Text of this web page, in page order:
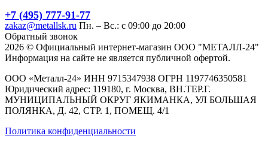
+7 (495) 777-91-77
zakaz@metallsk.ru Пн. – Вс.: с 09:00 до 20:00
Обратный звонок
2026 © Официальный интернет-магазин ООО "МЕТАЛЛ-24"
Информация на сайте не является публичной офертой.
ООО «Металл-24» ИНН 9715347938 ОГРН 1197746350581
Юридический адрес: 119180, г. Москва, ВН.ТЕР.Г.
МУНИЦИПАЛЬНЫЙ ОКРУГ ЯКИМАНКА, УЛ БОЛЬШАЯ
ПОЛЯНКА, Д. 42, СТР. 1, ПОМЕЩ. 4/1
Политика конфиденциальности